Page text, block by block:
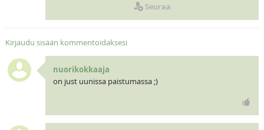
Seuraa
Kirjaudu sisään kommentoidaksesi
nuorikokkaaja
on just uunissa paistumassa ;)